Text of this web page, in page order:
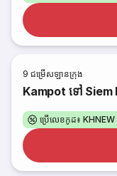
9 ជម្រើសឡានក្រុង
Kampot ទៅ Siem
ប្រើលេខកូដ៖